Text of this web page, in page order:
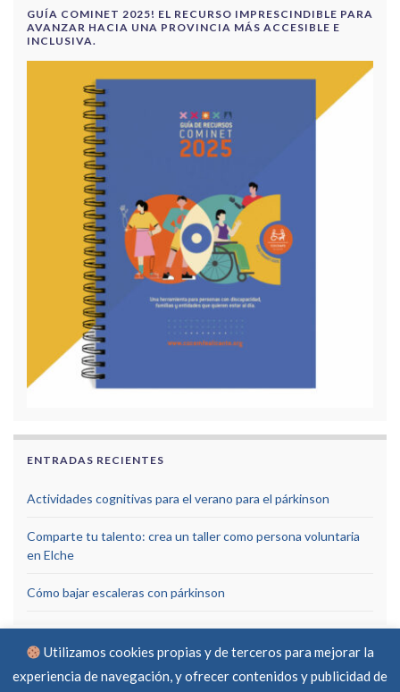
GUÍA COMINET 2025! EL RECURSO IMPRESCINDIBLE PARA
AVANZAR HACIA UNA PROVINCIA MÁS ACCESIBLE E
INCLUSIVA.
ENTRADAS RECIENTES
Actividades cognitivas para el verano para el párkinson
Comparte tu talento: crea un taller como persona voluntaria
en Elche
Cómo bajar escaleras con párkinson
Utilizamos cookies propias y de terceros para mejorar la
experiencia de navegación, y ofrecer contenidos y publicidad de